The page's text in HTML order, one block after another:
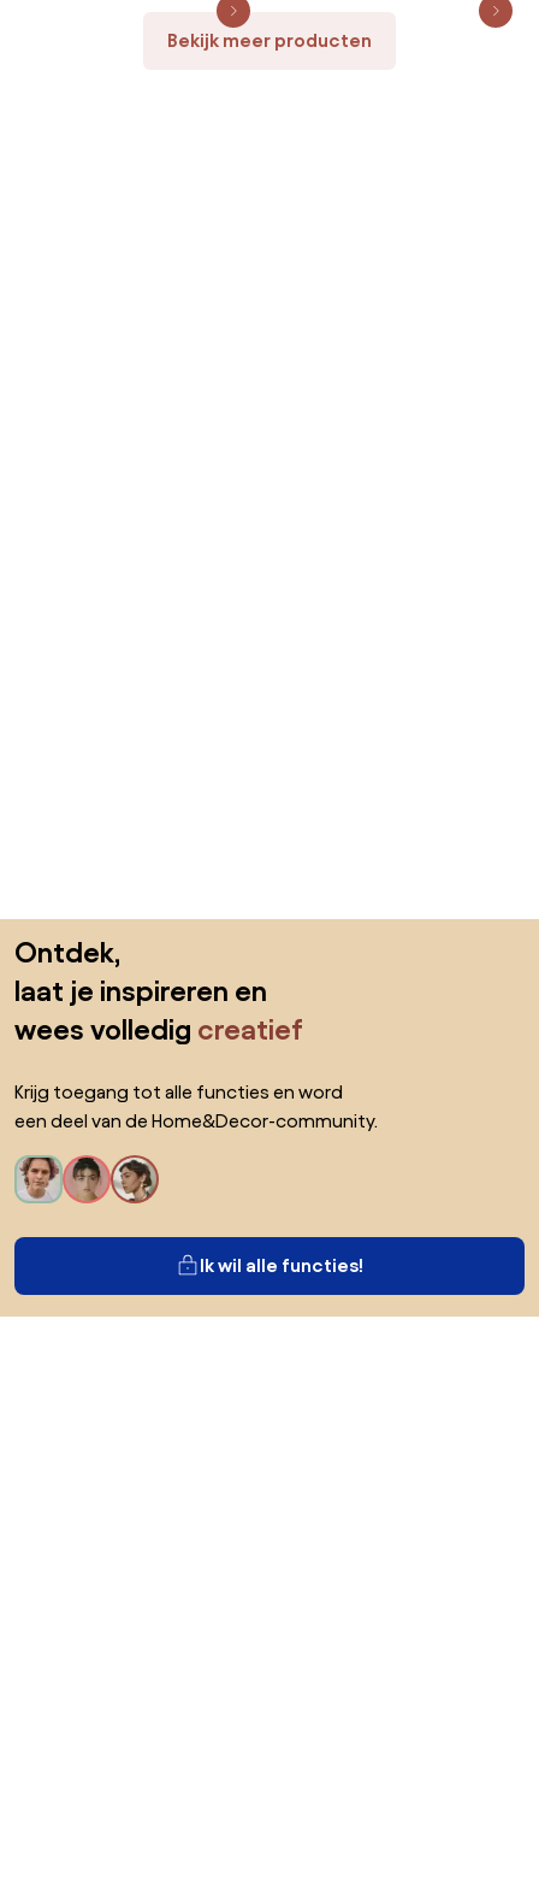
Bekijk meer producten
Ontdek,
laat je inspireren en
wees volledig creatief
Krijg toegang tot alle functies en word
een deel van de Home&Decor-community.
Ik wil alle functies!